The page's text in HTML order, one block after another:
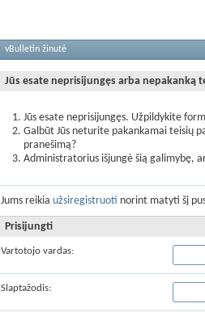
vBulletin žinutė
Jūs esate neprisijungęs arba nepakanką
Jūs esate neprisijungęs. Užpildykite
Galbūt Jūs neturite pakankamai teisių
pranešimą?
Administratorius išjungė šią galimybę,
Jums reikia užsiregistruoti norint matyti šį
Prisijungti
Vartotojo vardas:
Slaptažodis: